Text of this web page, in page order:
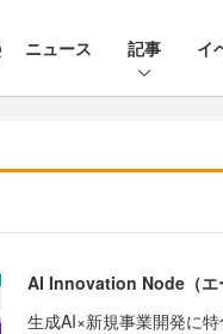
ニュース 記事 イ
AI Innovation Node（エ
生成AI×新規事業開発に